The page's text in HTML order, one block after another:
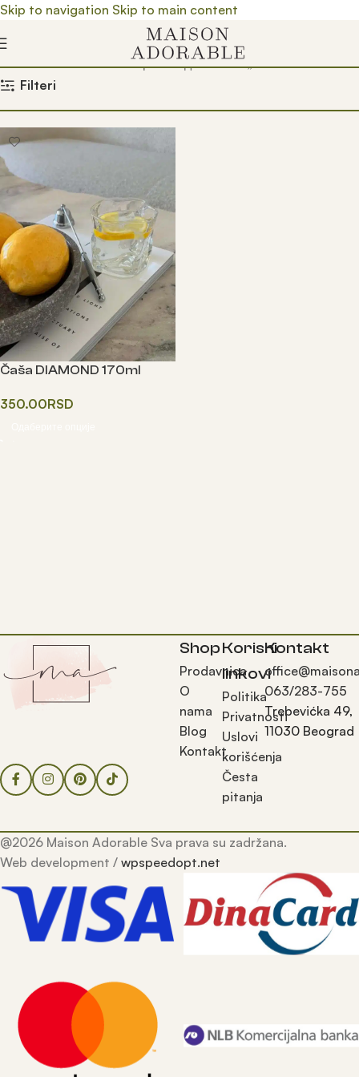
Skip to navigation Skip to main content
Почетна/ Prodavnica/ Производ oзначен „koktel čaše“
Filteri
Čaša DIAMOND 170ml
350.00RSD
Shop
Prodavnica
O
nama
Blog
Kontakt
Korisni
linkovi
Politika
Privatnosti
Uslovi
korišćenja
Česta
pitanja
Kontakt
063/283-755
Trebevićka 49,
11030 Beograd
@2026 Maison Adorable Sva prava su zadržana.
Web development / wpspeedopt.net